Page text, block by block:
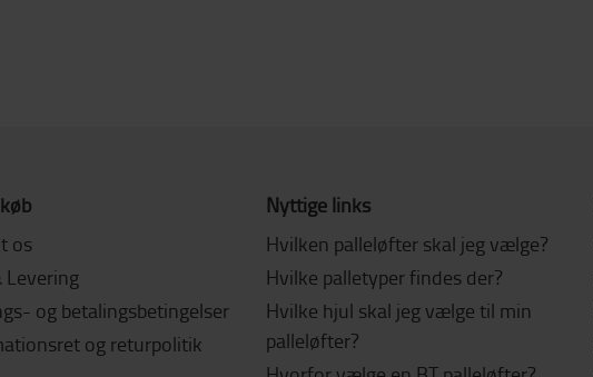
os
Levering
og betalingsbetingelser
og returpolitik
Nyttige links
Hvilken palleløfter skal jeg vælge?
Hvilke palletyper findes der?
Hvilke hjul skal jeg vælge til min
palleløfter?